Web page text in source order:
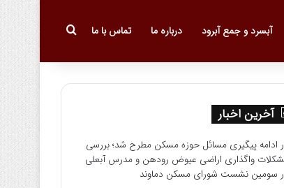
آبسرد و جمع آبرود درباره ما تماس با ما جستجو برای
آخرین اخبار
ادامه پیگیری مسائل حوزه مسکن مطرح شد؛ بررسی
واگذاری اراضی عیوض رودهن و مدرس آبعلی
سومین نشست شورای مسکن دماوند